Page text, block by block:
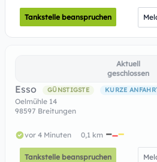
Tankstelle beanspruchen
Aktuell
geschlossen
Esso GÜNSTIGSTE KURZE
Oelmühle 14
98597 Breitungen
vor 4 Minuten 0,1 km
Tankstelle beanspruchen